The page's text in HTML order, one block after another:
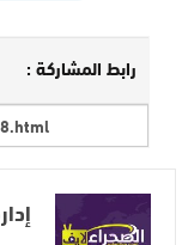
رابط المشاركة :